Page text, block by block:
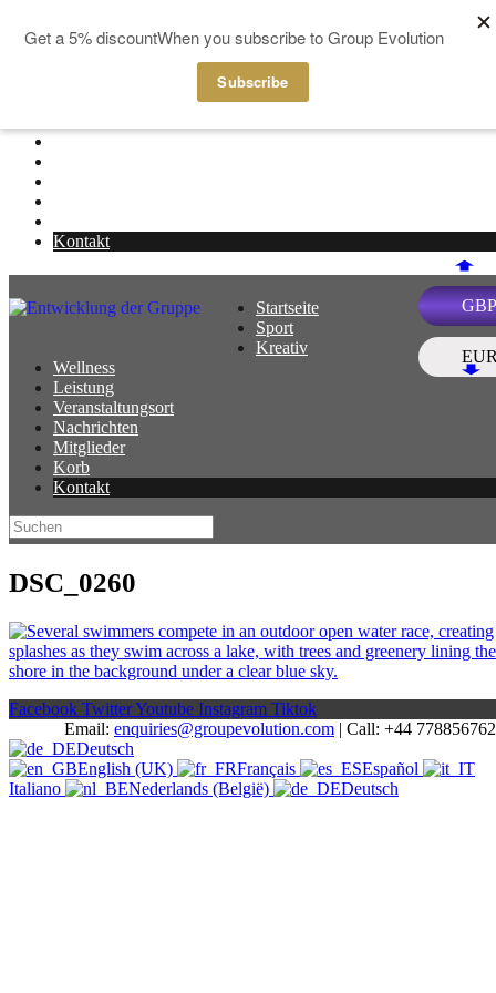
GBP
Startseite
Sport
Kreativ
Kontakt
Menü
Startseite
Sport
Kreativ
Wellness
Leistung
Veranstaltungsort
Nachrichten
Mitglieder
Korb
Kontakt
DSC_0260
Facebook TwitterYoutube Instagram Tiktok
Email: enquiries@groupevolution.com | Call: +44
Deutsch
English (UK)
Français
Español
Italiano
Nederlands (België) Deutsch